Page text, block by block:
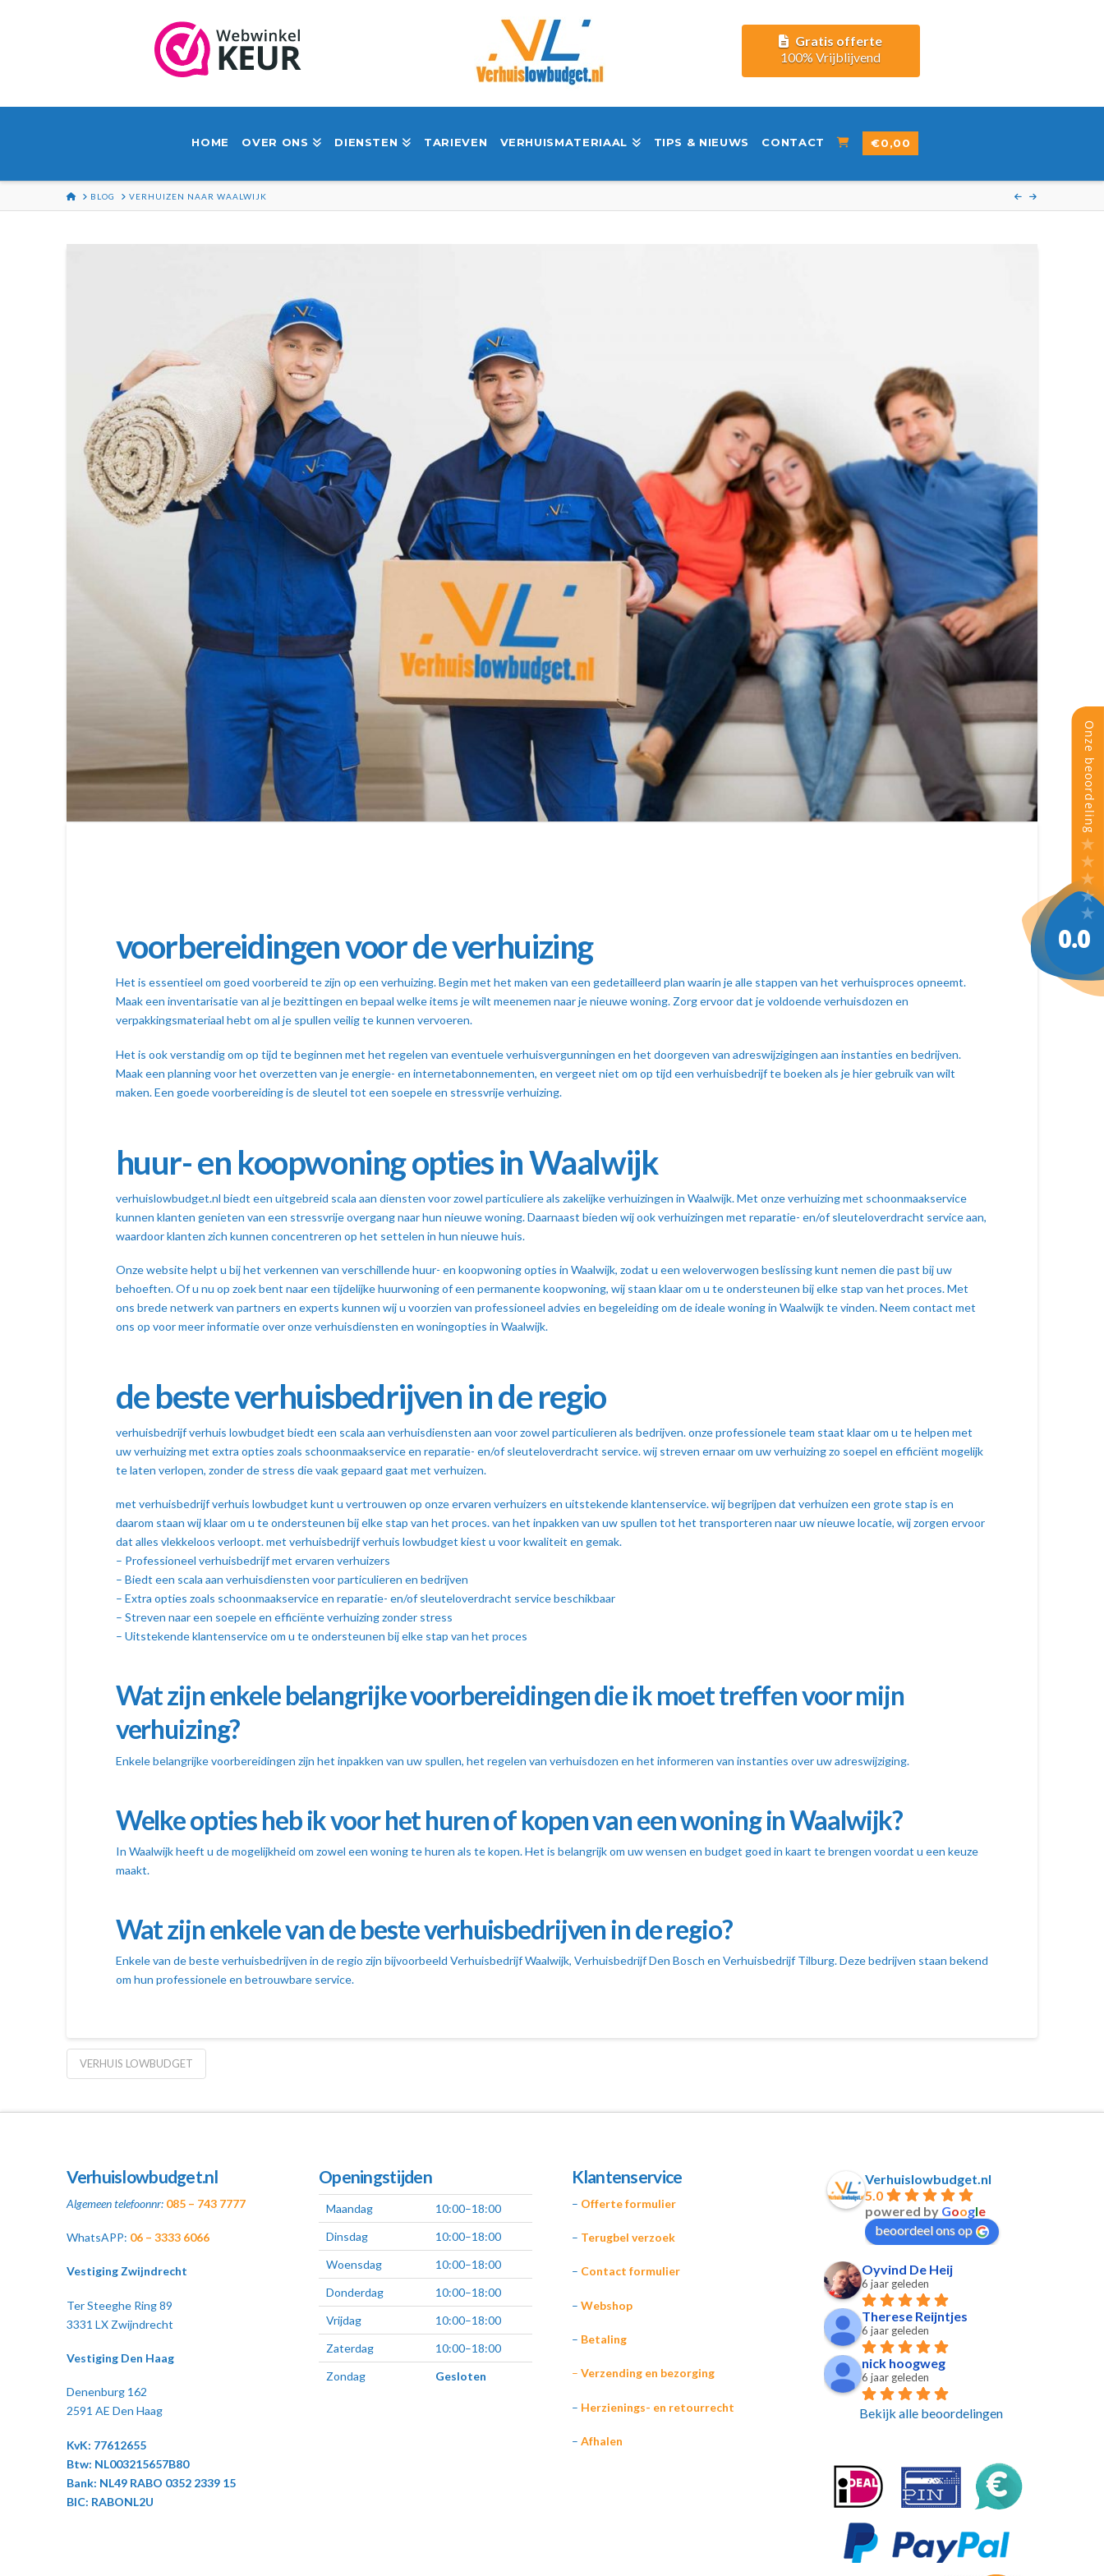
Gratis offerte
100% Vrijblijvend
HOME OVER ONS DIENSTEN TARIEVEN VERHUISMATERIAAL TIPS & NIEUWS CONTACT €0,00
HOME
BLOG VERHUIZEN NAAR WAALWIJK
voorbereidingen voor de verhuizing
Het is essentieel om goed voorbereid te zijn op een verhuizing. Begin met het maken van een gedetailleerd plan waarin je alle stappen van het verhuisproces opneemt.
Maak een inventarisatie van al je bezittingen en bepaal welke items je wilt meenemen naar je nieuwe woning. Zorg ervoor dat je voldoende verhuisdozen en
verpakkingsmateriaal hebt om al je spullen veilig te kunnen vervoeren.
Het is ook verstandig om op tijd te beginnen met het regelen van eventuele verhuisvergunningen en het doorgeven van adreswijzigingen aan instanties en bedrijven.
Maak een planning voor het overzetten van je energie- en internetabonnementen, en vergeet niet om op tijd een verhuisbedrijf te boeken als je hier gebruik van wilt
maken. Een goede voorbereiding is de sleutel tot een soepele en stressvrije verhuizing.
huur- en koopwoning opties in Waalwijk
verhuislowbudget.nl biedt een uitgebreid scala aan diensten voor zowel particuliere als zakelijke verhuizingen in Waalwijk. Met onze verhuizing met schoonmaakservice
kunnen klanten genieten van een stressvrije overgang naar hun nieuwe woning. Daarnaast bieden wij ook verhuizingen met reparatie- en/of sleuteloverdracht service aan,
waardoor klanten zich kunnen concentreren op het settelen in hun nieuwe huis.
Onze website helpt u bij het verkennen van verschillende huur- en koopwoning opties in Waalwijk, zodat u een weloverwogen beslissing kunt nemen die past bij uw
behoeften. Of u nu op zoek bent naar een tijdelijke huurwoning of een permanente koopwoning, wij staan klaar om u te ondersteunen bij elke stap van het proces. Met
ons brede netwerk van partners en experts kunnen wij u voorzien van professioneel advies en begeleiding om de ideale woning in Waalwijk te vinden. Neem contact met
ons op voor meer informatie over onze verhuisdiensten en woningopties in Waalwijk.
de beste verhuisbedrijven in de regio
verhuisbedrijf verhuis lowbudget biedt een scala aan verhuisdiensten aan voor zowel particulieren als bedrijven. onze professionele team staat klaar om u te helpen met
uw verhuizing met extra opties zoals schoonmaakservice en reparatie- en/of sleuteloverdracht service. wij streven ernaar om uw verhuizing zo soepel en efficiënt mogelijk
te laten verlopen, zonder de stress die vaak gepaard gaat met verhuizen.
met verhuisbedrijf verhuis lowbudget kunt u vertrouwen op onze ervaren verhuizers en uitstekende klantenservice. wij begrijpen dat verhuizen een grote stap is en
daarom staan wij klaar om u te ondersteunen bij elke stap van het proces. van het inpakken van uw spullen tot het transporteren naar uw nieuwe locatie, wij zorgen ervoor
dat alles vlekkeloos verloopt. met verhuisbedrijf verhuis lowbudget kiest u voor kwaliteit en gemak.
– Professioneel verhuisbedrijf met ervaren verhuizers
– Biedt een scala aan verhuisdiensten voor particulieren en bedrijven
– Extra opties zoals schoonmaakservice en reparatie- en/of sleuteloverdracht service beschikbaar
– Streven naar een soepele en efficiënte verhuizing zonder stress
– Uitstekende klantenservice om u te ondersteunen bij elke stap van het proces
Wat zijn enkele belangrijke voorbereidingen die ik moet treffen voor mijn
verhuizing?
Enkele belangrijke voorbereidingen zijn het inpakken van uw spullen, het regelen van verhuisdozen en het informeren van instanties over uw adreswijziging.
Welke opties heb ik voor het huren of kopen van een woning in Waalwijk?
In Waalwijk heeft u de mogelijkheid om zowel een woning te huren als te kopen. Het is belangrijk om uw wensen en budget goed in kaart te brengen voordat u een keuze
maakt.
Wat zijn enkele van de beste verhuisbedrijven in de regio?
Enkele van de beste verhuisbedrijven in de regio zijn bijvoorbeeld Verhuisbedrijf Waalwijk, Verhuisbedrijf Den Bosch en Verhuisbedrijf Tilburg. Deze bedrijven staan bekend
om hun professionele en betrouwbare service.
VERHUIS LOWBUDGET
Verhuislowbudget.nl
Algemeen telefoonnr: 085 – 743 7777
WhatsAPP: 06 – 3333 6066
Vestiging Zwijndrecht
Ter Steeghe Ring 89
3331 LX Zwijndrecht
Vestiging Den Haag
Denenburg 162
2591 AE Den Haag
KvK: 77612655
Btw: NL003215657B80
Bank: NL49 RABO 0352 2339 15
BIC: RABONL2U
Openingstijden
Maandag
10:00–18:00
Dinsdag
10:00–18:00
Woensdag
10:00–18:00
Donderdag
10:00–18:00
Vrijdag
10:00–18:00
Zaterdag
10:00–18:00
Zondag
Gesloten
Klantenservice
– Offerte formulier
– Terugbel verzoek
– Contact formulier
– Webshop
– Betaling
– Verzending en bezorging
– Herzienings- en retourrecht
– Afhalen
Verhuislowbudget.nl
5.0
powered by Google
beoordeel ons op
Oyvind De Heij
6 jaar geleden
Therese Reijntjes
6 jaar geleden
nick hoogweg
6 jaar geleden
Bekijk alle beoordelingen